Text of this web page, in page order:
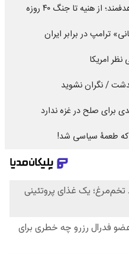
از هنیه تا جنگ ۴۰ روزه
ترامپ در برابر ایران
امریکا
/ نگران نشوید
برای صلح در غزه ندارد
طعمۀ سیاسی شد!